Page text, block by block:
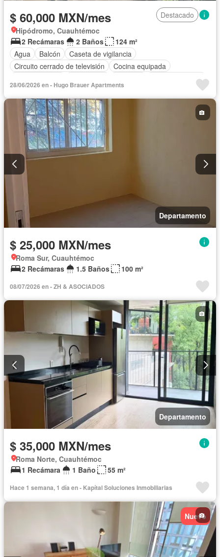
$ 60,000 MXN/mes
Destacado
Hipódromo, Cuauhtémoc
2 Recámaras
2 Baños
124 m²
Agua
Balcón
Caseta de vigilancia
Circuito cerrado de televisión
Cocina equipada
Estacionamiento
Internet
Recámara con closet
Completamente amueblado
28/06/2026 en - Hugo Brauer Apartments
Departamento
$ 25,000 MXN/mes
Roma Sur, Cuauhtémoc
2 Recámaras
1.5 Baños 100 m²
08/07/2026 en - ZH & ASOCIADOS
Departamento
$ 35,000 MXN/mes
Roma Norte, Cuauhtémoc
1 Recámara
1 Baño 55 m²
Hace 1 semana, 1 día en - Kapítal Soluciones Inmobiliarias
Nuevo